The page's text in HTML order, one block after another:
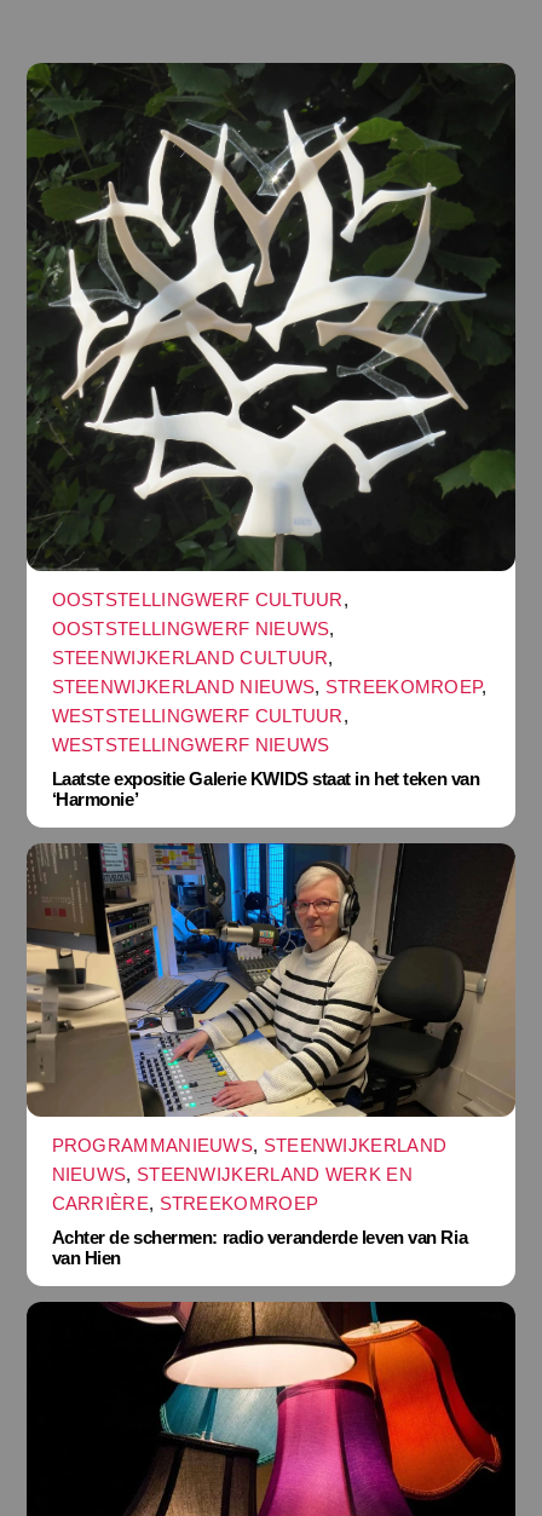
OOSTSTELLINGWERF CULTUUR,
OOSTSTELLINGWERF NIEUWS,
STEENWIJKERLAND CULTUUR,
STEENWIJKERLAND NIEUWS, STREEKOMROEP,
WESTSTELLINGWERF CULTUUR,
WESTSTELLINGWERF NIEUWS
Laatste expositie Galerie KWIDS staat in het teken van
‘Harmonie’
PROGRAMMANIEUWS, STEENWIJKERLAND
NIEUWS, STEENWIJKERLAND WERK EN
CARRIÈRE, STREEKOMROEP
Achter de schermen: radio veranderde leven van Ria
van Hien